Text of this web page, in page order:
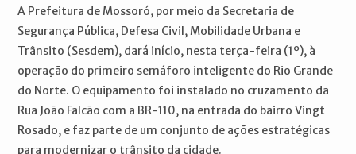
A Prefeitura de Mossoró, por meio da Secretaria de
Segurança Pública, Defesa Civil, Mobilidade Urbana e
Trânsito (Sesdem), dará início, nesta terça-feira (1º), à
operação do primeiro semáforo inteligente do Rio Grande
do Norte. O equipamento foi instalado no cruzamento da
Rua João Falcão com a BR-110, na entrada do bairro Vingt
Rosado, e faz parte de um conjunto de ações estratégicas
para modernizar o trânsito da cidade.